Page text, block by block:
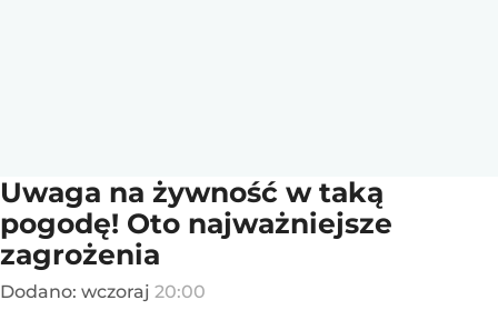
Uwaga na żywność w taką
pogodę! Oto najważniejsze
zagrożenia
Dodano: wczoraj 20:00